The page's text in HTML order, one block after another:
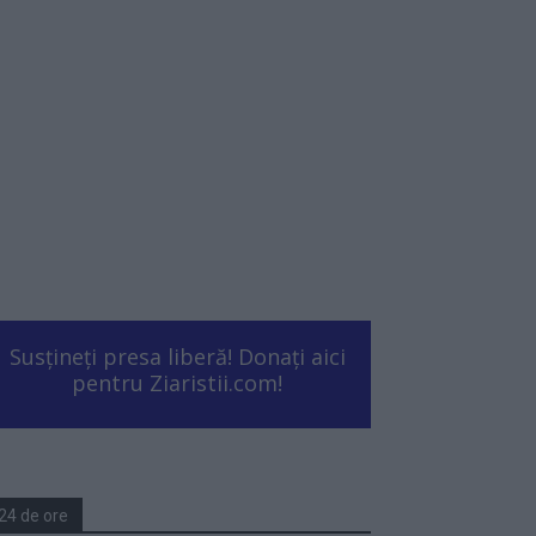
Susțineți presa liberă! Donați aici
pentru Ziaristii.com!
de ore